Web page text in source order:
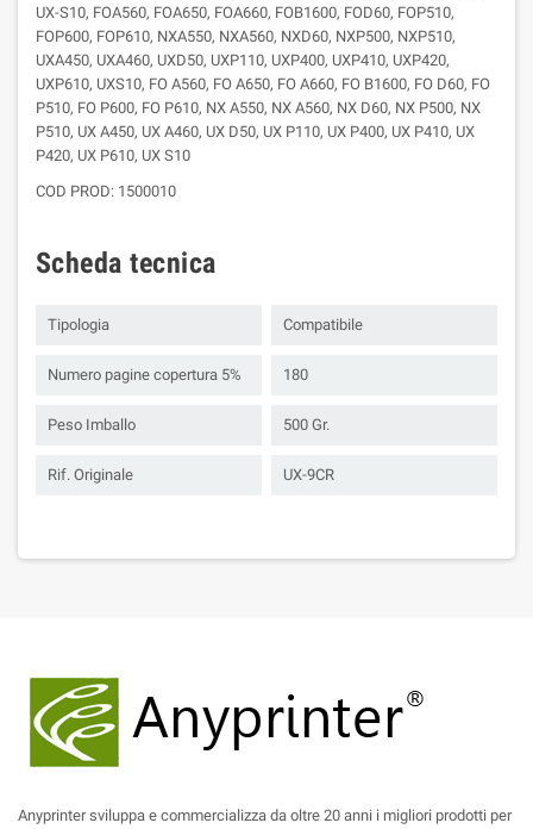
UX-S10, FOA560, FOA650, FOA660, FOB1600, FOD60, FOP510,
FOP600, FOP610, NXA550, NXA560, NXD60, NXP500, NXP510,
UXA450, UXA460, UXD50, UXP110, UXP400, UXP410, UXP420,
UXP610, UXS10, FO A560, FO A650, FO A660, FO B1600, FO D60, FO
P510, FO P600, FO P610, NX A550, NX A560, NX D60, NX P500, NX
P510, UX A450, UX A460, UX D50, UX P110, UX P400, UX P410, UX
P420, UX P610, UX S10
COD PROD: 1500010
Scheda tecnica
Tipologia Compatibile
Numero pagine copertura 5% 180
Peso Imballo 500 Gr.
Rif. Originale UX-9CR
Anyprinter sviluppa e commercializza da oltre 20 anni i migliori prodotti per